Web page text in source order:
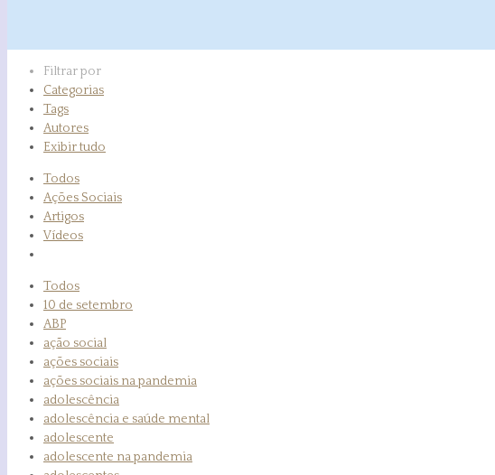
Filtrar por
Categorias
Tags
Autores
Exibir tudo
Todos
Ações Sociais
Artigos
Vídeos
Todos
10 de setembro
ABP
ação social
ações sociais
ações sociais na pandemia
adolescência
adolescência e saúde mental
adolescente
adolescente na pandemia